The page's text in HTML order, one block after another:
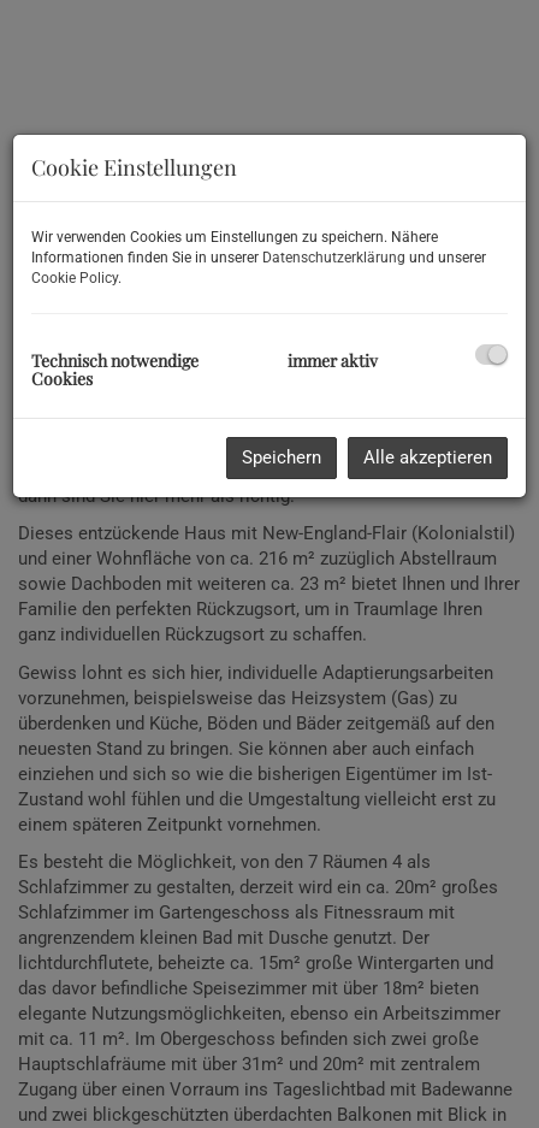
Beschreibung
Wenn Sie eine kompakte Villa in Anifer Bestlage, weitab vom
Lärm der Autobahn und zu Fuß vom Ortskern entfernt suchen,
dann sind Sie hier mehr als richtig:
Dieses entzückende Haus mit New-England-Flair (Kolonialstil)
und einer Wohnfläche von ca. 216 m² zuzüglich Abstellraum
sowie Dachboden mit weiteren ca. 23 m² bietet Ihnen und Ihrer
Familie den perfekten Rückzugsort, um in Traumlage Ihren
ganz individuellen Rückzugsort zu schaffen.
Gewiss lohnt es sich hier, individuelle Adaptierungsarbeiten
vorzunehmen, beispielsweise das Heizsystem (Gas) zu
überdenken und Küche, Böden und Bäder zeitgemäß auf den
neuesten Stand zu bringen. Sie können aber auch einfach
einziehen und sich so wie die bisherigen Eigentümer im Ist-
Zustand wohl fühlen und die Umgestaltung vielleicht erst zu
einem späteren Zeitpunkt vornehmen.
Es besteht die Möglichkeit, von den 7 Räumen 4 als
Schlafzimmer zu gestalten, derzeit wird ein ca. 20m² großes
Schlafzimmer im Gartengeschoss als Fitnessraum mit
angrenzendem kleinen Bad mit Dusche genutzt. Der
lichtdurchflutete, beheizte ca. 15m² große Wintergarten und
das davor befindliche Speisezimmer mit über 18m² bieten
elegante Nutzungsmöglichkeiten, ebenso ein Arbeitszimmer
mit ca. 11 m². Im Obergeschoss befinden sich zwei große
Hauptschlafräume mit über 31m² und 20m² mit zentralem
Zugang über einen Vorraum ins Tageslichtbad mit Badewanne
und zwei blickgeschützten überdachten Balkonen mit Blick in
Cookie Einstellungen
Wir verwenden Cookies um Einstellungen zu speichern. Nähere
Informationen finden Sie in unserer Datenschutzerklärung und unserer
Cookie Policy.
Technisch notwendige
Cookies
immer aktiv
Speichern Alle akzeptieren